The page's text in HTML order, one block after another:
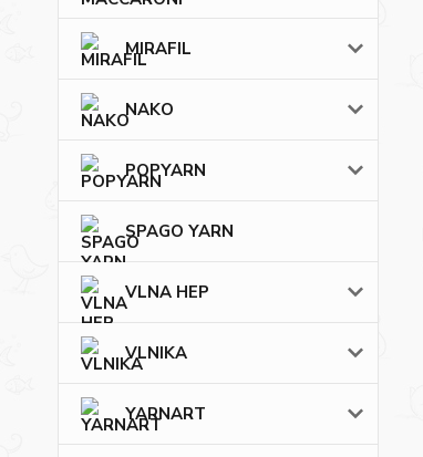
MIRAFIL
NAKO
POPYARN
SPAGO YARN
VLNA HEP
VLNIKA
YARNART